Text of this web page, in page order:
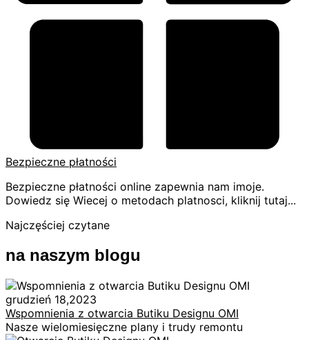
Bezpieczne płatności
Bezpieczne płatności online zapewnia nam imoje.
Dowiedz się Wiecej o metodach platnosci, kliknij tutaj...
Najczęściej czytane
na naszym blogu
grudzień 18,2023
Wspomnienia z otwarcia Butiku Designu OMI
Nasze wielomiesięczne plany i trudy remontu